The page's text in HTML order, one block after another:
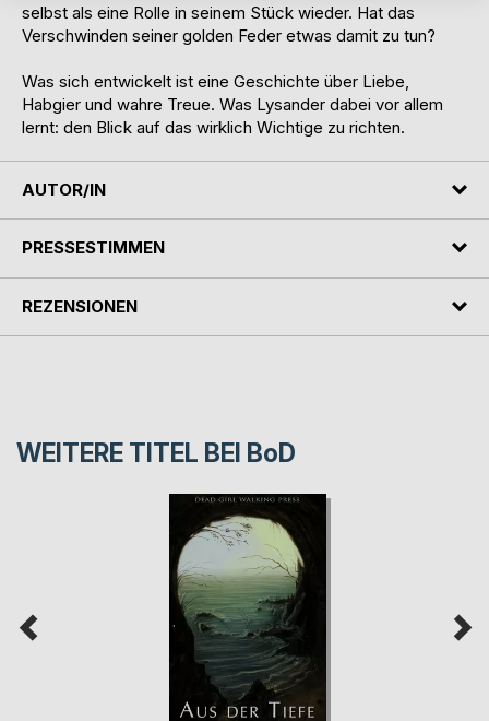
selbst als eine Rolle in seinem Stück wieder. Hat das
Verschwinden seiner golden Feder etwas damit zu tun?
Was sich entwickelt ist eine Geschichte über Liebe,
Habgier und wahre Treue. Was Lysander dabei vor allem
lernt: den Blick auf das wirklich Wichtige zu richten.
AUTOR/IN
PRESSESTIMMEN
REZENSIONEN
WEITERE TITEL BEI BoD